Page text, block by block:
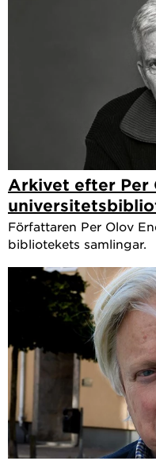
Arkivet efter Per
Författaren Per Olov
bibliotekets samlingar.